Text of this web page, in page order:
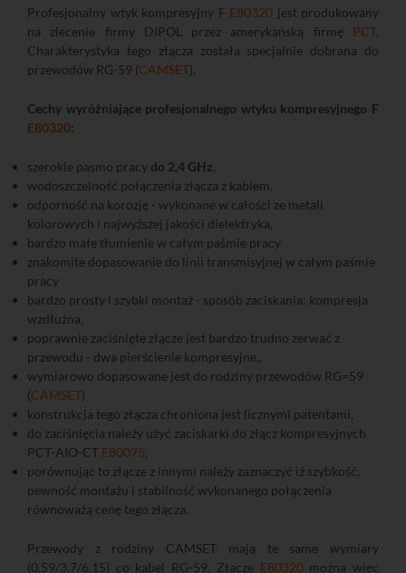
Profesjonalny wtyk kompresyjny F E80320 jest produkowany
na zlecenie firmy DIPOL przez amerykańską firmę PCT.
Charakterystyka tego złącza została specjalnie dobrana do
przewodów RG-59 (CAMSET).
Cechy wyróżniające profesjonalnego wtyku kompresyjnego F
E80320:
szerokie pasmo pracy do 2,4 GHz,
wodoszczelność połączenia złącza z kablem,
odporność na korozję - wykonane w całości ze metali
kolorowych i najwyższej jakości dielektryka,
bardzo małe tłumienie w całym paśmie pracy
znakomite dopasowanie do linii transmisyjnej w całym paśmie
pracy
bardzo prosty i szybki montaż - sposób zaciskania: kompresja
wzdłużna,
poprawnie zaciśnięte złącze jest bardzo trudno zerwać z
przewodu - dwa pierścienie kompresyjne,,
wymiarowo dopasowane jest do rodziny przewodów RG=59
(CAMSET)
konstrukcja tego złącza chroniona jest licznymi patentami,
do zaciśnięcia należy użyć zaciskarki do złącz kompresyjnych
PCT-AIO-CT E80075,
porównując to złącze z innymi należy zaznaczyć iż szybkość,
pewność montażu i stabilność wykonanego połączenia
równoważą cenę tego złącza.
Przewody z rodziny CAMSET mają te same wymiary
(0,59/3,7/6,15) co kabel RG-59. Złącze E80320można więc